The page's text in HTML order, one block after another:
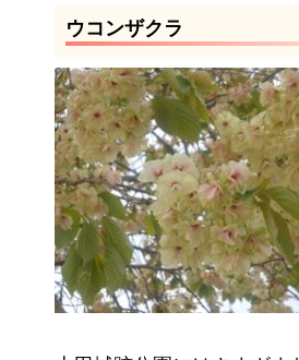
ウコンザクラ